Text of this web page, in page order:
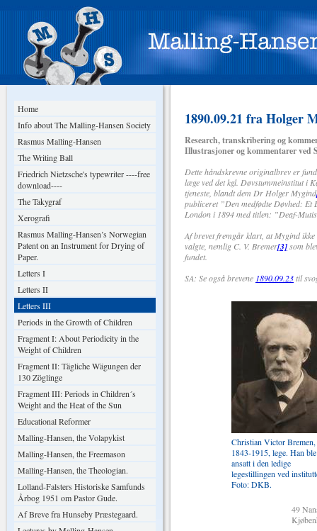
Home
Info about The Malling-Hansen Society
Rasmus Malling-Hansen
The Writing Ball
Friedrich Nietzsche's typewriter ----free
download----
The Takygraf
Xerografi
Rasmus Malling-Hansen’s Norwegian
Patent on an Instrument for Drying of
Paper.
Letters I
Letters II
Letters III
Periods in the Growth of Children
Fragment I: About Periodicity in the
Weight of Children
Fragment II: Tägliche Wägungen der
130 Zöglinge
Fragment III: Periods in Children´s
Weight and the Heat of the Sun
Educational Reformer
Malling-Hansen, the Volapykist
Malling-Hansen, the Freemason
Malling-Hansen, the Theologian.
Lolland-Falsters Historiske Samfunds
Årbog 1951 om Pastor Gude.
Af Breve fra Hunseby Præstegaard.
1890.09.21 fra Holger
Research, transkribering og
Illustrasjoner og kommentarer ved
Dette håndskrevne originalbrev er
læge ved det kgl. Døvstummeinstitut i
tjeneste, blandt dem Dr Holger Mygind
publiceret ”Den medfødte Døvhed:
London i 1894 med titlen: ”Deaf-
Af brevet fremgår klart, at Mygind ikke
valgte, nemlig C. V. Bremer[3]som
fundet.
SA: Se også brevene 1890.09.23til
Christian Victor Bremen,
1843-1915, lege. Han ble
ansatt i den ledige
legestillingen ved
Foto: DKB.
49